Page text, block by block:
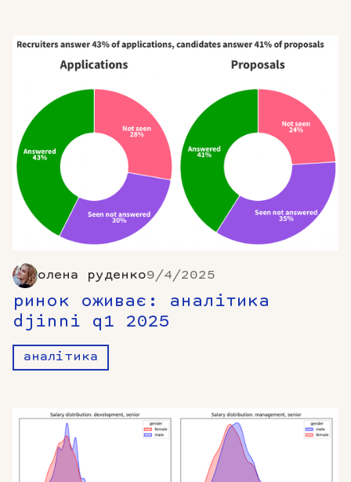
олена руденко9/4/2025
ринок оживає: аналітика
djinni q1 2025
аналітика